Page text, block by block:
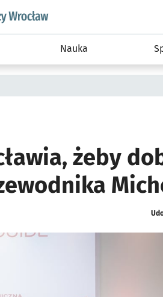
Strategia rozwoju
Nauka
żeby